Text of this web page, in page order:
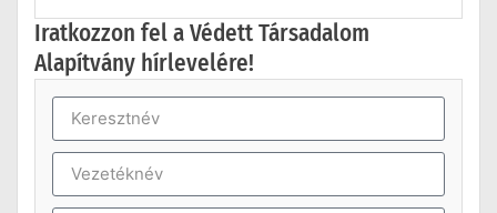
Iratkozzon fel a Védett Társadalom
Alapítvány hírlevelére!